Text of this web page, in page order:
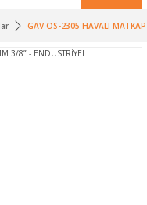
GAV OS-2305 HAVALI